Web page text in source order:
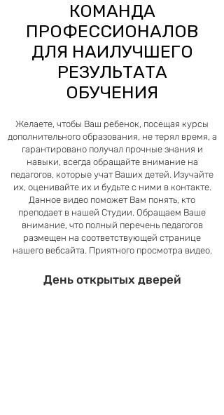
КОМАНДА
ПРОФЕССИОНАЛОВ
ДЛЯ НАИЛУЧШЕГО
РЕЗУЛЬТАТА
ОБУЧЕНИЯ
Желаете, чтобы Ваш ребенок, посещая курсы
дополнительного образования, не терял время, а
гарантировано получал прочные знания и
навыки, всегда обращайте внимание на
педагогов, которые учат Ваших детей. Изучайте
их, оценивайте их и будьте с ними в контакте.
Данное видео поможет Вам понять, кто
преподает в нашей Студии. Обращаем Ваше
внимание, что полный перечень педагогов
размещен на соответствующей странице
нашего вебсайта. Приятного просмотра видео.
День открытых дверей